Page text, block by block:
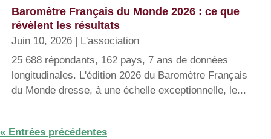
Baromètre Français du Monde 2026 : ce que
révèlent les résultats
Juin 10, 2026
L'association
25 688 répondants, 162 pays, 7 ans de données
longitudinales. L'édition 2026 du Baromètre Français
du Monde dresse, à une échelle exceptionnelle, le...
« Entrées précédentes